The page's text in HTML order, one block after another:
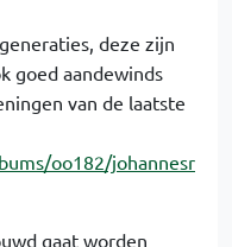
deze zijn
goed aandewinds
van de laatste
oo182/johannesr
gaat worden